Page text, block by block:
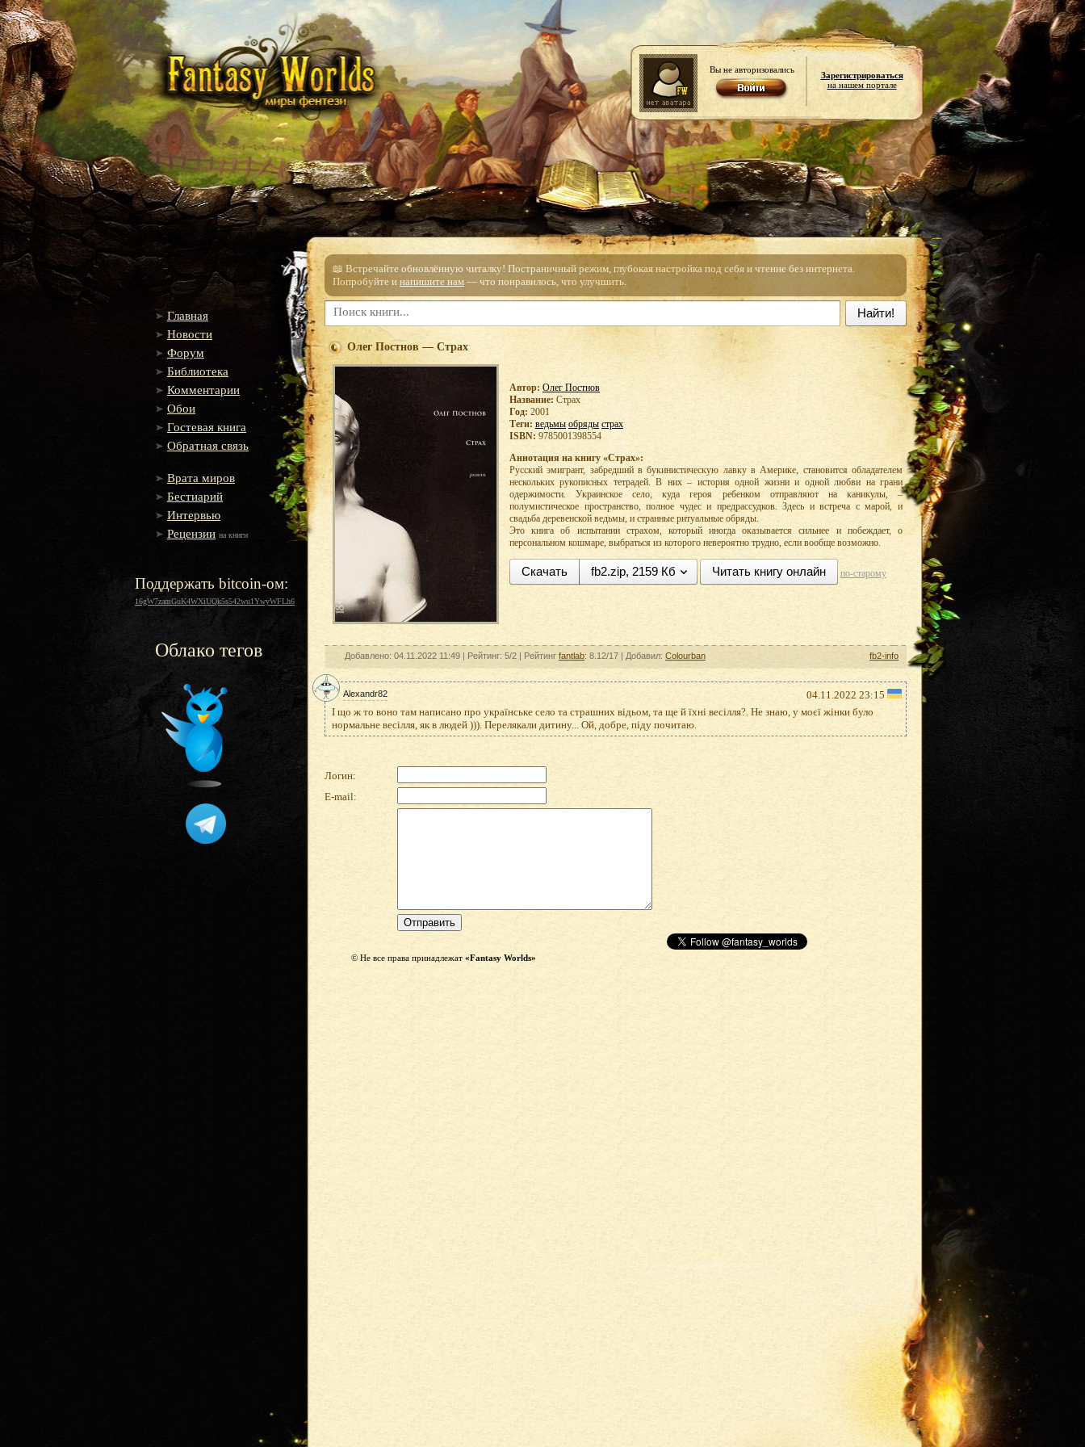
Вы не авторизовались
Зарегистрироваться
на нашем портале
Главная
Новости
Форум
Библиотека
Комментарии
Обои
Гостевая книга
Обратная связь
Врата миров
Бестиарий
Интервью
Рецензии на книги
Поддержать bitcoin-ом:
16gW7zamGuK4WXiUQk5s542wu1YwyWFLh6
Облако тегов
📖 Встречайте обновлённую читалку! Постраничный режим, глубокая настройка под себя и чтение без интернета.
Попробуйте и напишите нам — что понравилось, что улучшить.
Найти!
Олег Постнов — Страх
Автор: Олег Постнов
Название: Страх
Год: 2001
Теги: ведьмы обряды страх
ISBN: 9785001398554
Аннотация на книгу «Страх»:
Русский эмигрант, забредший в букинистическую лавку в Америке, становится обладателем
нескольких рукописных тетрадей. В них – история одной жизни и одной любви на грани
одержимости. Украинское село, куда героя ребенком отправляют на каникулы, –
полумистическое пространство, полное чудес и предрассудков. Здесь и встреча с марой, и
свадьба деревенской ведьмы, и странные ритуальные обряды.
Это книга об испытании страхом, который иногда оказывается сильнее и побеждает, о
персональном кошмаре, выбраться из которого невероятно трудно, если вообще возможно.
Скачать fb2.zip, 2159 Кб Читать книгу онлайн по-старому
Добавлено: 04.11.2022 11:49 | Рейтинг: 5/2 | Рейтинг fantlab: 8.12/17 | Добавил: Colourban fb2-info
Alexandr82
04.11.2022 23:15
І що ж то воно там написано про українське село та страшних відьом, та ще й їхні весілля?. Не знаю, у моєї жінки було
нормальне весілля, як в людей ))). Перелякали дитину... Ой, добре, піду почитаю.
Логин:
E-mail:
© Не все права принадлежат «Fantasy Worlds»